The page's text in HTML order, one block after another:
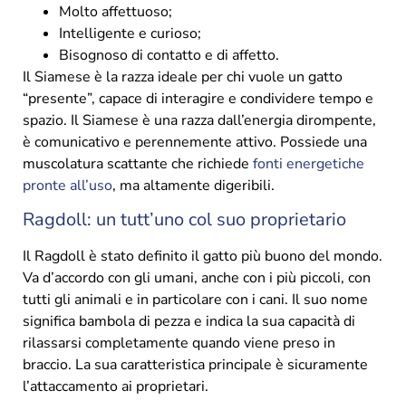
Molto affettuoso;
Intelligente e curioso;
Bisognoso di contatto e di affetto.
Il Siamese è la razza ideale per chi vuole un gatto
“presente”, capace di interagire e condividere tempo e
spazio. Il Siamese è una razza dall’energia dirompente,
è comunicativo e perennemente attivo. Possiede una
muscolatura scattante che richiede fonti energetiche
pronte all’uso, ma altamente digeribili.
Ragdoll: un tutt’uno col suo proprietario
Il Ragdoll è stato definito il gatto più buono del mondo.
Va d’accordo con gli umani, anche con i più piccoli, con
tutti gli animali e in particolare con i cani. Il suo nome
significa bambola di pezza e indica la sua capacità di
rilassarsi completamente quando viene preso in
braccio. La sua caratteristica principale è sicuramente
l’attaccamento ai proprietari.